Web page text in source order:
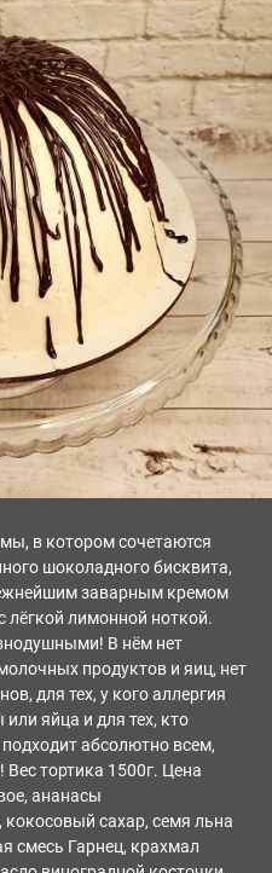
в котором сочетаются
шоколадного бисквита,
заварным кремом
лёгкой лимонной ноткой.
В нём нет
продуктов и яиц, нет
для тех, у кого аллергия
яйца и для тех, кто
абсолютно всем,
тортика 1500г. Цена
ананасы
сахар, семя льна
смесь Гарнец, крахмал